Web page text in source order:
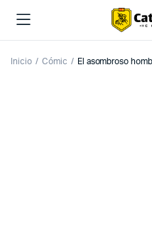
Inicio Cómic El asombroso